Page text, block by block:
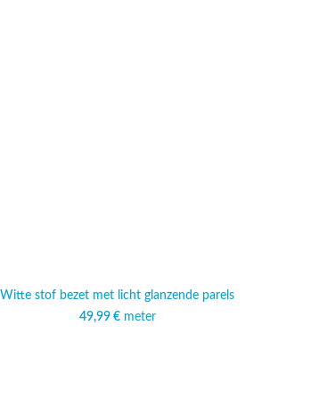
Witte stof bezet met licht glanzende parels
49,99 €meter